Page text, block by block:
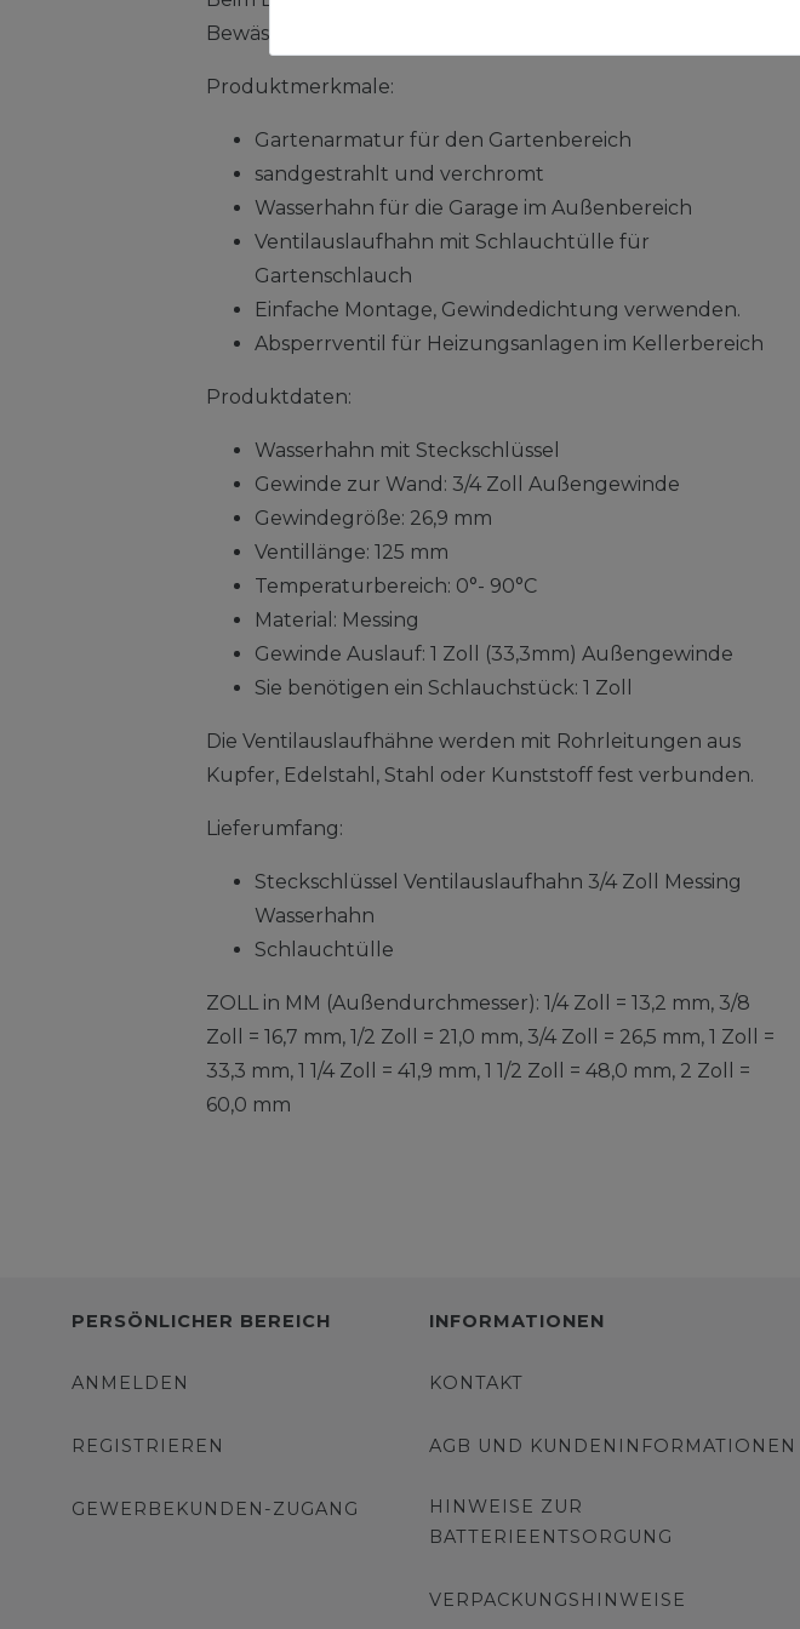
Bewässerung verwendet.
Produktmerkmale:
Gartenarmatur für den Gartenbereich
sandgestrahlt und verchromt
Wasserhahn für die Garage im Außenbereich
Ventilauslaufhahn mit Schlauchtülle für
Gartenschlauch
Einfache Montage, Gewindedichtung verwenden.
Absperrventil für Heizungsanlagen im Kellerbereich
Produktdaten:
Wasserhahn mit Steckschlüssel
Gewinde zur Wand: 3/4 Zoll Außengewinde
Gewindegröße: 26,9 mm
Ventillänge: 125 mm
Temperaturbereich: 0°- 90°C
Material: Messing
Gewinde Auslauf: 1 Zoll (33,3mm) Außengewinde
Sie benötigen ein Schlauchstück: 1 Zoll
Die Ventilauslaufhähne werden mit Rohrleitungen aus
Kupfer, Edelstahl, Stahl oder Kunststoff fest verbunden.
Lieferumfang:
Steckschlüssel Ventilauslaufhahn 3/4 Zoll Messing
Wasserhahn
Schlauchtülle
ZOLL in MM (Außendurchmesser): 1/4 Zoll = 13,2 mm, 3/8
Zoll = 16,7 mm, 1/2 Zoll = 21,0 mm, 3/4 Zoll = 26,5 mm, 1 Zoll =
33,3 mm, 1 1/4 Zoll = 41,9 mm, 1 1/2 Zoll = 48,0 mm, 2 Zoll =
60,0 mm
PERSÖNLICHER BEREICH
ANMELDEN
REGISTRIEREN
GEWERBEKUNDEN-ZUGANG
INFORMATIONEN
KONTAKT
AGB UND KUNDENINFORMATIONEN
HINWEISE ZUR
BATTERIEENTSORGUNG
VERPACKUNGSHINWEISE